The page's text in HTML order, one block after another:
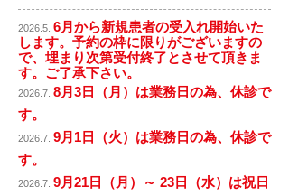
2026.5 6月から新規患者の受入れ開始いた
します。 予約の枠に限りがございますの
で、埋まり次第受付終了とさせて頂きま
す。ご了承下さい。
2026.7. 8月3日（月）は業務日の為、 休診で
す。
2026.7. 9月1日（火）は業務日の為、 休診で
す。
2026.7. 9月21日（月）～ 23日（水）は祝日